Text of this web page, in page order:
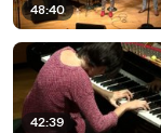
48:40
42:39